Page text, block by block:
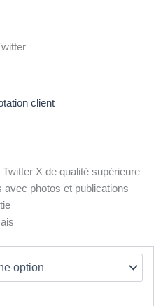
client
X de qualité supérieure
avec photos et publications